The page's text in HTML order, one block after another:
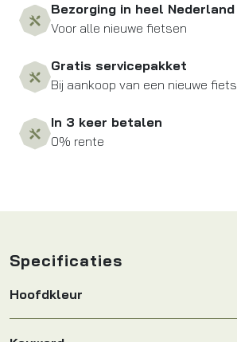
Bezorging in heel Nederland
Voor alle nieuwe fietsen
Gratis servicepakket
Bij aankoop van een nieuwe fiets
In 3 keer betalen
0% rente
Specificaties
Hoofdkleur